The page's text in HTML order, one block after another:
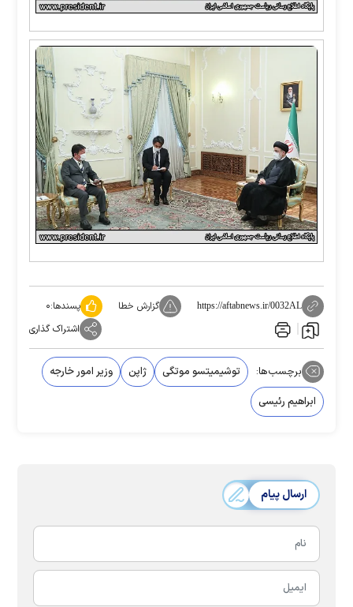
https://aftabnews.ir/0032AL گزارش خطا پسندها:۰
اشتراک گذاری
برچسب‌ها: توشیمیتسو موتگی ژاپن
وزیر امور خارجه
ابراهیم رئیسی
ارسال پیام